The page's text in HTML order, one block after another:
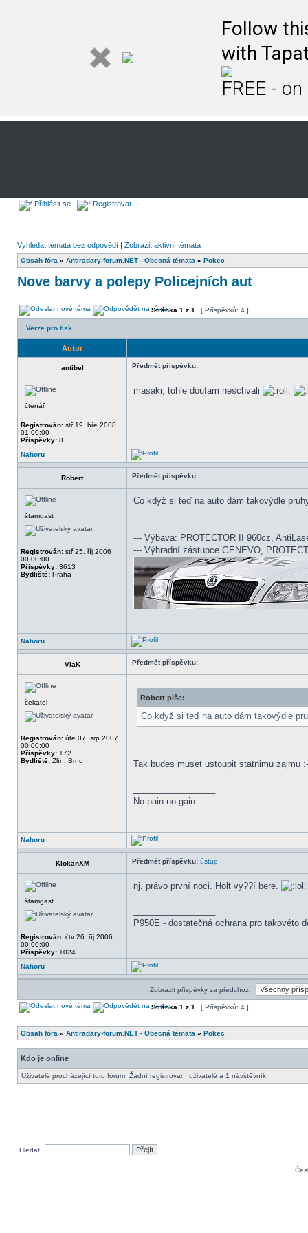
Follow
with
FREE -
Přihlásit se Registrovat
Vyhledat témata bez odpovědí | Zobrazit aktivní témata
Obsah fóra » Antiradary-forum.NET - Obecná témata » Pokec
Nove barvy a polepy Policejních aut
Stránka 1 z 1 [ Příspěvků: 4 ]
Verze pro tisk
Autor
antibel Předmět příspěvku:
čtenář
Registrován: stř 19. bře 2008
01:00:00
Příspěvky: 8
masakr, tohle doufam neschvali
Nahoru
Robert Předmět příspěvku:
štamgast
Registrován: stř 25. říj 2006
00:00:00
Příspěvky: 3613
Bydliště: Praha
Co když si teď na auto dám takovýdle
--- Výbava: PROTECTOR II 960cz,
--- Výhradní zástupce GENEVO,
Nahoru
VlaK Předmět příspěvku:
čekatel
Registrován: úte 07. srp 2007
00:00:00
Příspěvky: 172
Bydliště: Zlín, Brno
Robert píše:
Co když si teď na auto dám takovýdle
Tak budes muset ustoupit statnimu zajmu
No pain no gain.
Nahoru
KlokanXM Předmět příspěvku: ústup
štamgast
Registrován: čtv 26. říj 2006
00:00:00
Příspěvky: 1024
nj, právo první noci. Holt vy??í bere.
P950E - dostatečná ochrana pro takovéto
Nahoru
Zobrazit příspěvky za předchozí:
Stránka 1 z 1 [ Příspěvků: 4 ]
Obsah fóra » Antiradary-forum.NET - Obecná témata » Pokec
Kdo je online
Uživatelé procházející toto fórum: Žádní registrovaní uživatelé a 1 návštěvník
Hledat: